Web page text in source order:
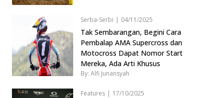
Serba-Serbi | 04/11/2025
Tak Sembarangan, Begini Cara
Pembalap AMA Supercross dan
Motocross Dapat Nomor Start
Mereka, Ada Arti Khusus
By: Alfi Junansyah
Features | 17/10/2025